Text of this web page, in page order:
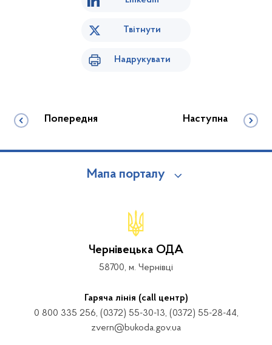
Твітнути
Надрукувати
Попередня Наступна
Мапа порталу
Чернівецька ОДА
58700, м. Чернівці
Гаряча лінія (call центр)
0 800 335 256, (0372) 55-30-13, (0372) 55-28-44,
zvern@bukoda.gov.ua